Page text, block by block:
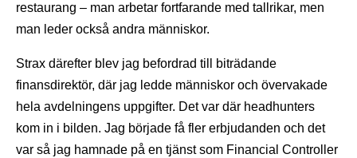
restaurang – man arbetar fortfarande med tallrikar, men
man leder också andra människor.
Strax därefter blev jag befordrad till biträdande
finansdirektör, där jag ledde människor och övervakade
hela avdelningens uppgifter. Det var där headhunters
kom in i bilden. Jag började få fler erbjudanden och det
var så jag hamnade på en tjänst som Financial Controller